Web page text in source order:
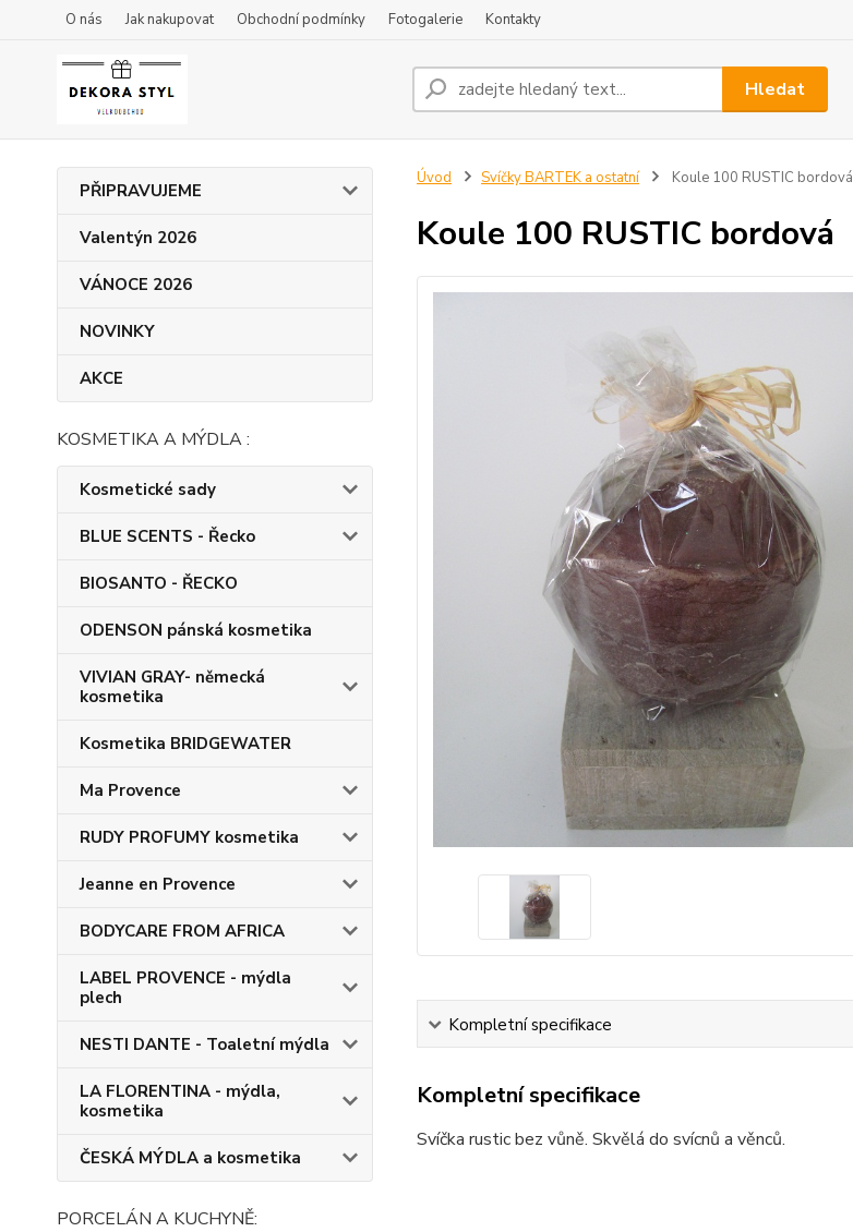
O nás Jak nakupovat Obchodní podmínky Fotogalerie Kontakty
Hledat
PŘIPRAVUJEME
Valentýn 2026
VÁNOCE 2026
NOVINKY
AKCE
KOSMETIKA A MÝDLA :
Kosmetické sady
BLUE SCENTS - Řecko
BIOSANTO - ŘECKO
ODENSON pánská kosmetika
VIVIAN GRAY- německá
kosmetika
Kosmetika BRIDGEWATER
Ma Provence
RUDY PROFUMY kosmetika
Jeanne en Provence
BODYCARE FROM AFRICA
LABEL PROVENCE - mýdla
plech
NESTI DANTE - Toaletní mýdla
LA FLORENTINA - mýdla,
kosmetika
ČESKÁ MÝDLA a kosmetika
PORCELÁN A KUCHYNĚ:
Úvod Svíčky BARTEK a ostatní Koule 100 RUSTIC bordová
Koule 100 RUSTIC bordová
Kompletní specifikace
Kompletní specifikace
Svíčka rustic bez vůně. Skvělá do svícnů a věnců.